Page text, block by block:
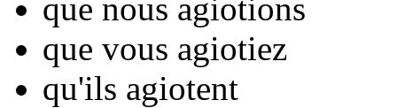
que nous agiotions
que vous agiotiez
qu'ils agiotent